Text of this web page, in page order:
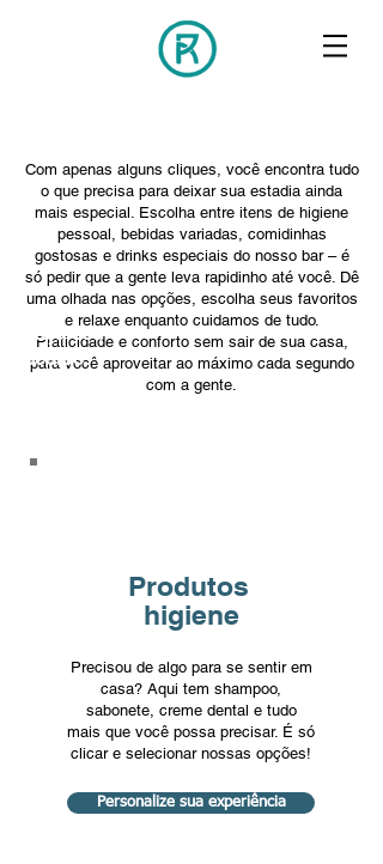
Com apenas alguns cliques, você encontra tudo
o que precisa para deixar sua estadia ainda
mais especial. Escolha entre itens de higiene
pessoal, bebidas variadas, comidinhas
gostosas e drinks especiais do nosso bar – é
só pedir que a gente leva rapidinho até você. Dê
uma olhada nas opções, escolha seus favoritos
e relaxe enquanto cuidamos de tudo.
Praticidade e conforto sem sair de sua casa,
para você aproveitar ao máximo cada segundo
com a gente.
Faça seu
pedido
Produtos
higiene
Precisou de algo para se sentir em
casa? Aqui tem shampoo,
sabonete, creme dental e tudo
mais que você possa precisar. É só
clicar e selecionar nossas opções!
Personalize sua experiência